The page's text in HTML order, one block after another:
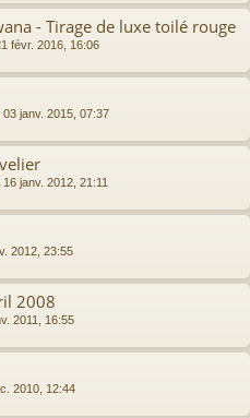
- Tirage de luxe toilé rouge
févr. 2016, 16:06
03 janv. 2015, 07:37
16 janv. 2012, 21:11
2012, 23:55
2008
2011, 16:55
2010, 12:44